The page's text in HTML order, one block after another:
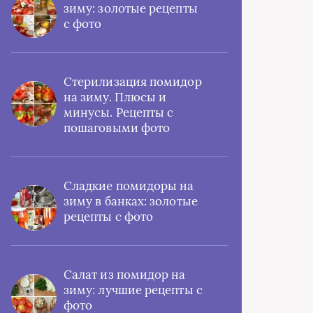
зиму: золотые рецепты
с фото
Стерилизация помидор
на зиму. Плюсы и
минусы. Рецепты с
пошаговыми фото
Сладкие помидоры на
зиму в банках: золотые
рецепты с фото
Салат из помидор на
зиму: лучшие рецепты с
фото